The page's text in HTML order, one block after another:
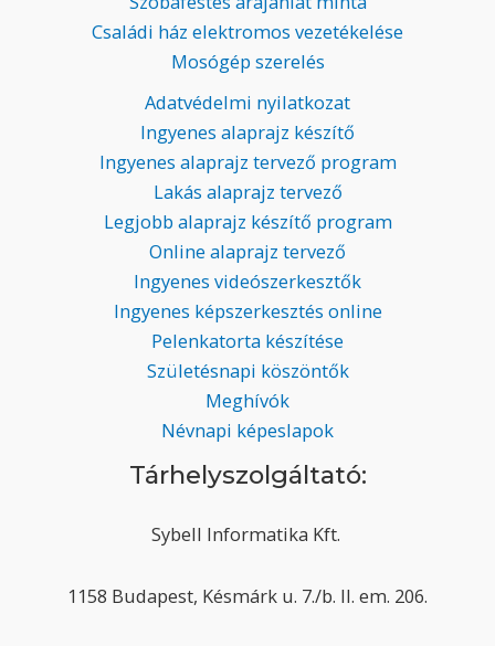
Családi ház elektromos vezetékelése
Mosógép szerelés
Adatvédelmi nyilatkozat
Ingyenes alaprajz készítő
Ingyenes alaprajz tervező program
Lakás alaprajz tervező
Legjobb alaprajz készítő program
Online alaprajz tervező
Ingyenes videószerkesztők
Ingyenes képszerkesztés online
Pelenkatorta készítése
Születésnapi köszöntők
Meghívók
Névnapi képeslapok
Tárhelyszolgáltató:
Sybell Informatika Kft.
1158 Budapest, Késmárk u. 7./b. II. em. 206.